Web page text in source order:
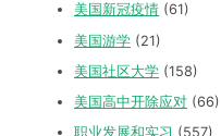
美国新冠疫情 (61)
美国游学 (21)
美国社区大学 (158)
美国高中开除应对 (66)
职业发展和实习 (557)